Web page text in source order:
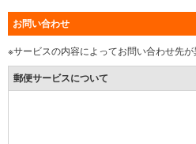
お問い合わせ
※サービスの内容によってお問い合わせ先が
郵便サービスについて